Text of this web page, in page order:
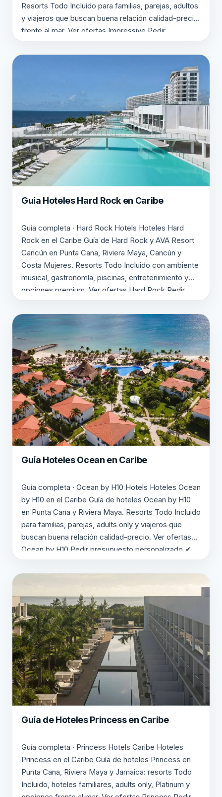
Resorts Todo Incluido para familias, parejas, adultos
y viajeros que buscan buena relación calidad-precio
frente al mar. Ver ofertas Impressive Pedir
Cortecito ✔…
Guía Hoteles Hard Rock en Caribe
Guía completa · Hard Rock Hotels Hoteles Hard
Rock en el Caribe Guía de Hard Rock y AVA Resort
Cancún en Punta Cana, Riviera Maya, Cancún y
Costa Mujeres. Resorts Todo Incluido con ambiente
musical, gastronomía, piscinas, entretenimiento y
opciones premium. Ver ofertas Hard Rock Pedir
Maya y…
Guía Hoteles Ocean en Caribe
Guía completa · Ocean by H10 Hotels Hoteles Ocean
by H10 en el Caribe Guía de hoteles Ocean by H10
en Punta Cana y Riviera Maya. Resorts Todo Incluido
para familias, parejas, adults only y viajeros que
buscan buena relación calidad-precio. Ver ofertas
Ocean by H10 Pedir presupuesto personalizado ✔
Guía de Hoteles Princess en Caribe
Guía completa · Princess Hotels Caribe Hoteles
Princess en el Caribe Guía de hoteles Princess en
Punta Cana, Riviera Maya y Jamaica: resorts Todo
Incluido, hoteles familiares, adults only, Platinum y